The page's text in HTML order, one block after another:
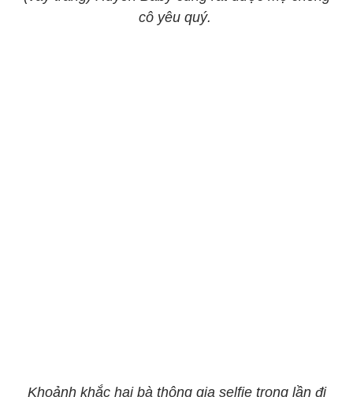
cô yêu quý.
Khoảnh khắc hai bà thông gia selfie trong lần đi